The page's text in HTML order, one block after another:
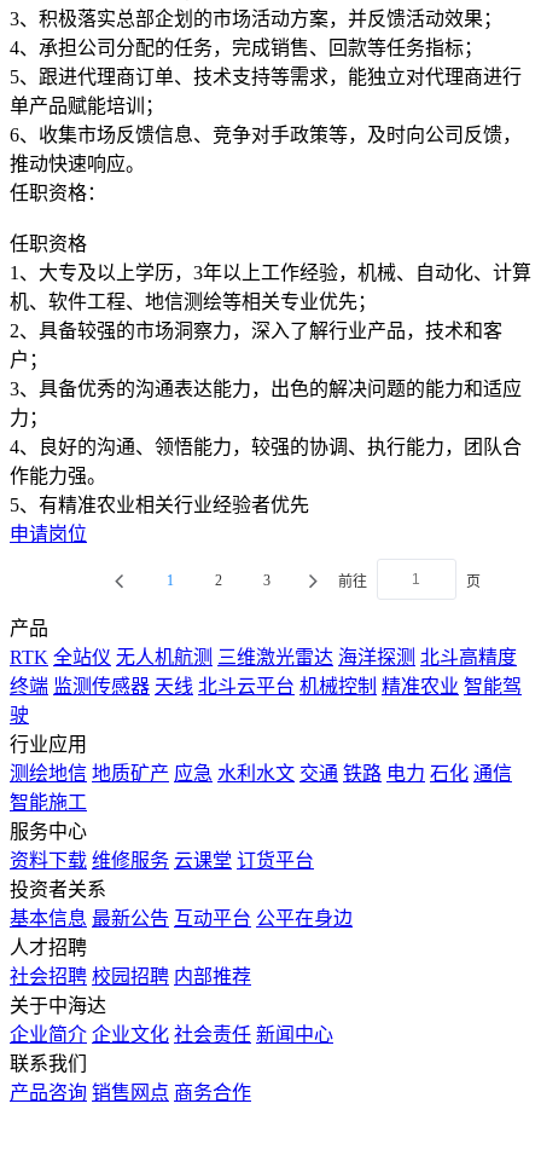
3、积极落实总部企划的市场活动方案，并反馈活动效果；
4、承担公司分配的任务，完成销售、回款等任务指标；
5、跟进代理商订单、技术支持等需求，能独立对代理商进行
单产品赋能培训；
6、收集市场反馈信息、竞争对手政策等，及时向公司反馈，
任职资格：
任职资格
1、大专及以上学历，3年以上工作经验，机械、自动化、计算
机、软件工程、地信测绘等相关专业优先；
2、具备较强的市场洞察力，深入了解行业产品，技术和客
户；
3、具备优秀的沟通表达能力，出色的解决问题的能力和适应
力；
4、良好的沟通、领悟能力，较强的协调、执行能力，团队合
作能力强。
申请岗位
1 2 3 前往 页
产品
RTK 全站仪 无人机航测 三维激光雷达 海洋探测 北斗高精度
终端 监测传感器 天线 北斗云平台 机械控制 精准农业 智能驾
驶
行业应用
测绘地信 地质矿产 应急 水利水文 交通 铁路 电力 石化 通信
智能施工
服务中心
资料下载 维修服务 云课堂 订货平台
投资者关系
基本信息 最新公告 互动平台 公平在身边
人才招聘
社会招聘 校园招聘 内部推荐
关于中海达
企业简介 企业文化 社会责任 新闻中心
联系我们
产品咨询 销售网点 商务合作